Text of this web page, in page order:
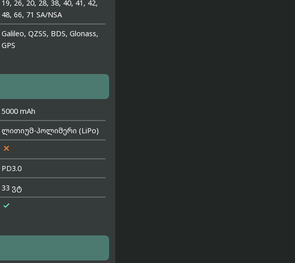
19, 26, 20, 28, 38, 40, 41, 42,
48, 66, 71 SA/NSA
Galileo, QZSS, BDS, Glonass,
GPS
5000 mAh
ლითიუმ-პოლიმერი (LiPo)

PD3.0
33 ვტ
